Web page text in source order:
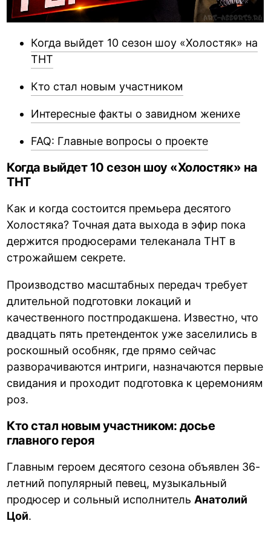
Когда выйдет 10 сезон шоу «Холостяк» на
ТНТ
Кто стал новым участником
Интересные факты о завидном женихе
FAQ: Главные вопросы о проекте
Когда выйдет 10 сезон шоу «Холостяк» на
ТНТ
Как и когда состоится премьера десятого
Холостяка? Точная дата выхода в эфир пока
держится продюсерами телеканала ТНТ в
строжайшем секрете.
Производство масштабных передач требует
длительной подготовки локаций и
качественного постпродакшена. Известно, что
двадцать пять претенденток уже заселились в
роскошный особняк, где прямо сейчас
разворачиваются интриги, назначаются первые
свидания и проходит подготовка к церемониям
роз.
Кто стал новым участником: досье
главного героя
Главным героем десятого сезона объявлен 36-
летний популярный певец, музыкальный
продюсер и сольный исполнительАнатолий
Цой.